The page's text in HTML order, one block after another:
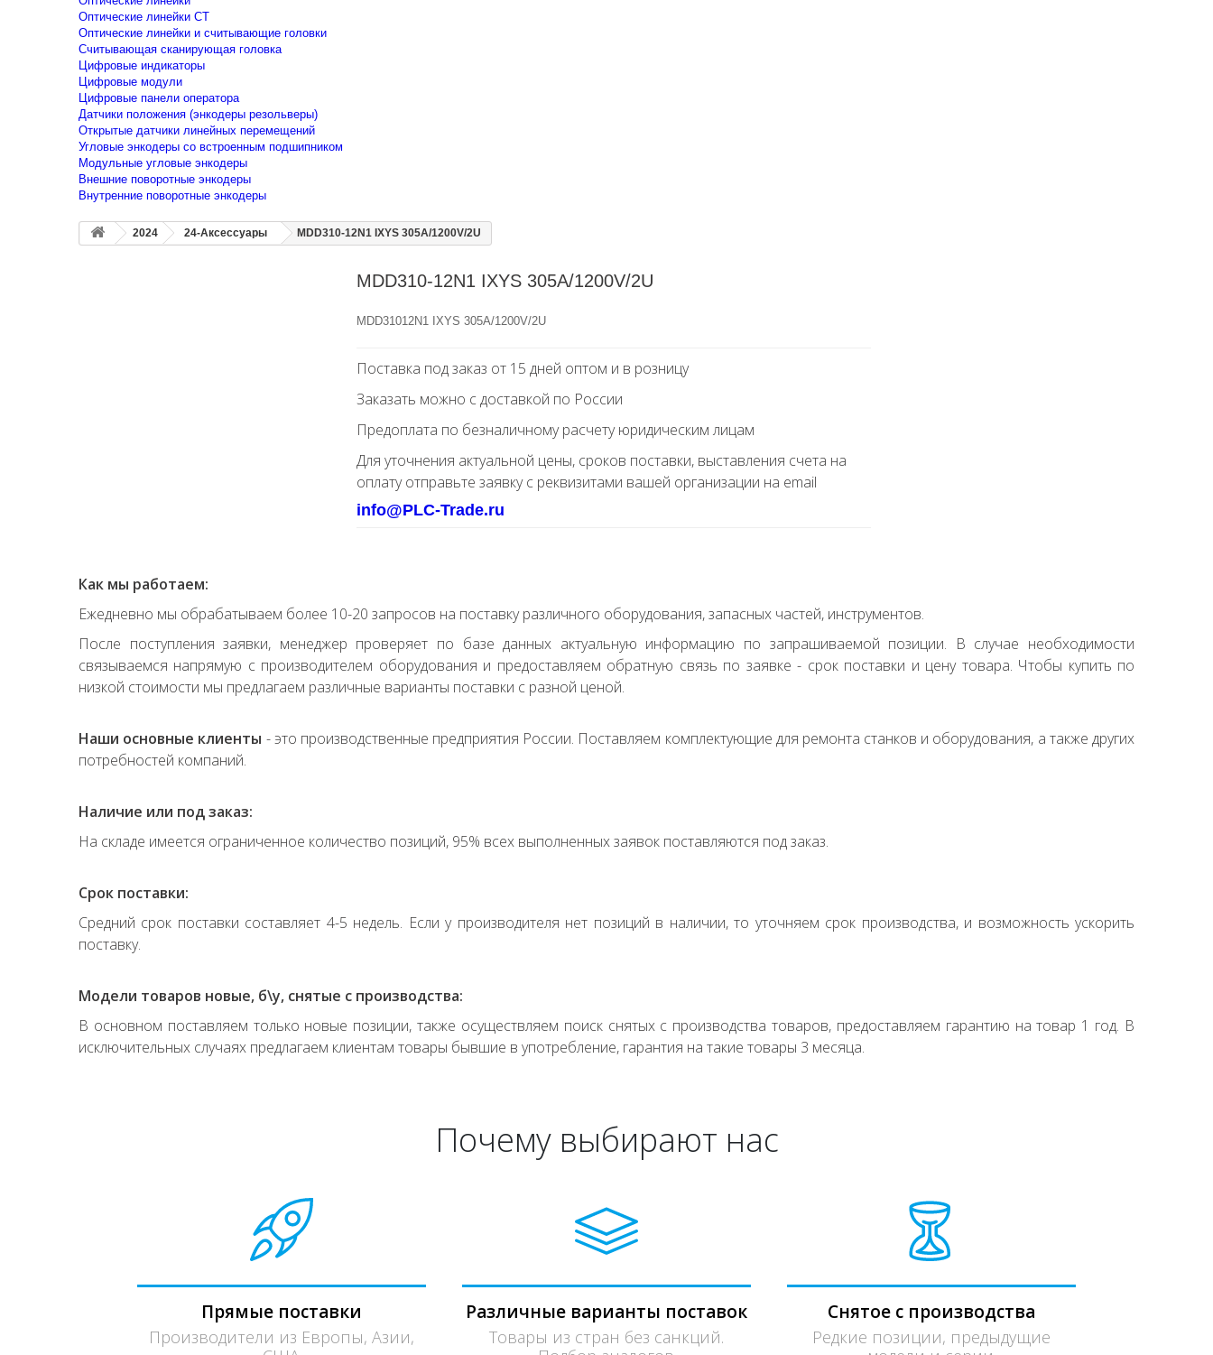
Оптические линейки CT
Оптические линейки и считывающие головки
Считывающая сканирующая головка
Цифровые индикаторы
Цифровые модули
Цифровые панели оператора
Датчики положения (энкодеры резольверы)
Открытые датчики линейных перемещений
Угловые энкодеры со встроенным подшипником
Модульные угловые энкодеры
Внешние поворотные энкодеры
Внутренние поворотные энкодеры
2024 24-Аксессуары MDD310-12N1 IXYS 305A/1200V/2U
MDD310-12N1 IXYS 305A/1200V/2U
MDD31012N1 IXYS 305A/1200V/2U
Поставка под заказ от 15 дней оптом и в розницу
Заказать можно с доставкой по России
Предоплата по безналичному расчету юридическим лицам
Для уточнения актуальной цены, сроков поставки, выставления счета на
оплату отправьте заявку с реквизитами вашей организации на email
info@PLC-Trade.ru
Как мы работаем:
Ежедневно мы обрабатываем более 10-20 запросов на поставку различного оборудования, запасных частей, инструментов.
После поступления заявки, менеджер проверяет по базе данных актуальную информацию по запрашиваемой позиции. В случае необходимости
связываемся напрямую с производителем оборудования и предоставляем обратную связь по заявке - срок поставки и цену товара. Чтобы купить по
низкой стоимости мы предлагаем различные варианты поставки с разной ценой.
Наши основные клиенты - это производственные предприятия России. Поставляем комплектующие для ремонта станков и оборудования, а также других
потребностей компаний.
Наличие или под заказ:
На складе имеется ограниченное количество позиций, 95% всех выполненных заявок поставляются под заказ.
Срок поставки:
Средний срок поставки составляет 4-5 недель. Если у производителя нет позиций в наличии, то уточняем срок производства, и возможность ускорить
поставку.
Модели товаров новые, б\у, снятые с производства:
В основном поставляем только новые позиции, также осуществляем поиск снятых с производства товаров, предоставляем гарантию на товар 1 год. В
исключительных случаях предлагаем клиентам товары бывшие в употребление, гарантия на такие товары 3 месяца.
Почему выбирают нас
Прямые поставки
Производители из Европы, Азии,
Различные варианты поставок
Товары из стран без санкций.
Снятое с производства
Редкие позиции, предыдущие